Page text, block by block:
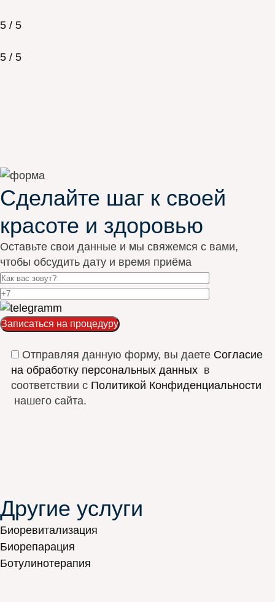
5 / 5
5 / 5
Сделайте шаг к своей
красоте и здоровью
Оставьте свои данные и мы свяжемся с вами,
чтобы обсудить дату и время приёма
Отправляя данную форму, вы даете Согласие
на обработку персональных данных в
соответствии с Политикой Конфиденциальности
нашего сайта.
Другие услуги
Биоревитализация
Биорепарация
Ботулинотерапия